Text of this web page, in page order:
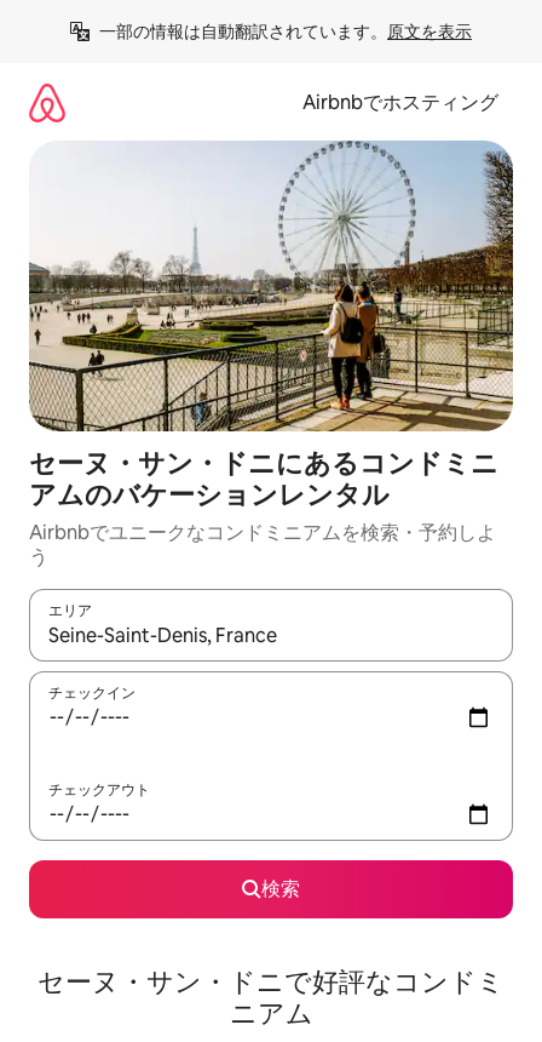
一部の情報は自動翻訳されています。 原文を表示
Airbnbでホスティング
セーヌ・サン・ドニにあるコンドミニ
アムのバケーションレンタル
Airbnbでユニークなコンドミニアムを検索・予約しよ
う
エリア
検索結果が表示されたら、上下の矢印キーを使って移動するか
チェックイン
チェックアウト
検索
セーヌ・サン・ドニで好評なコンドミ
ニアム